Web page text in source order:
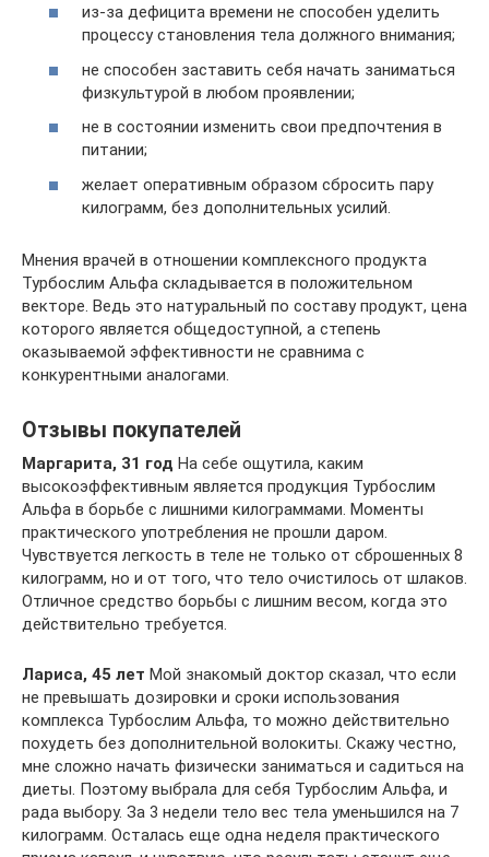
из-за дефицита времени не способен уделить
процессу становления тела должного внимания;
не способен заставить себя начать заниматься
физкультурой в любом проявлении;
не в состоянии изменить свои предпочтения в
питании;
желает оперативным образом сбросить пару
килограмм, без дополнительных усилий.
Мнения врачей в отношении комплексного продукта
Турбослим Альфа складывается в положительном
векторе. Ведь это натуральный по составу продукт, цена
которого является общедоступной, а степень
оказываемой эффективности не сравнима с
конкурентными аналогами.
Отзывы покупателей
Маргарита, 31 год На себе ощутила, каким
высокоэффективным является продукция Турбослим
Альфа в борьбе с лишними килограммами. Моменты
практического употребления не прошли даром.
Чувствуется легкость в теле не только от сброшенных 8
килограмм, но и от того, что тело очистилось от шлаков.
Отличное средство борьбы с лишним весом, когда это
действительно требуется.
Лариса, 45 лет Мой знакомый доктор сказал, что если
не превышать дозировки и сроки использования
комплекса Турбослим Альфа, то можно действительно
похудеть без дополнительной волокиты. Скажу честно,
мне сложно начать физически заниматься и садиться на
диеты. Поэтому выбрала для себя Турбослим Альфа, и
рада выбору. За 3 недели тело вес тела уменьшился на 7
килограмм. Осталась еще одна неделя практического